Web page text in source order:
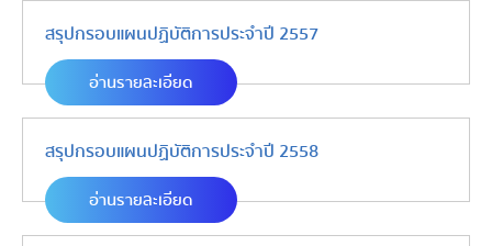
สรุปกรอบแผนปฏิบัติการประจำปี 2557
อ่านรายละเอียด
สรุปกรอบแผนปฏิบัติการประจำปี 2558
อ่านรายละเอียด